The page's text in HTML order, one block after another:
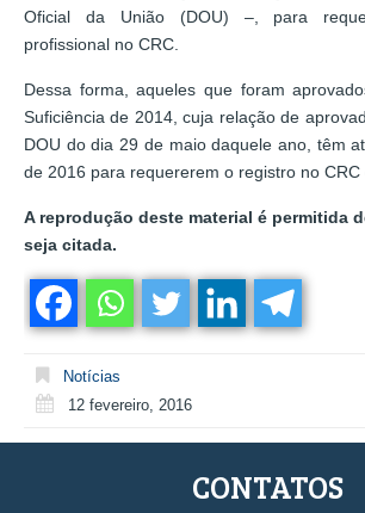
Oficial da União (DOU) –, para
profissional no CRC.
Dessa forma, aqueles que foram
Suficiência de 2014, cuja relação de
DOU do dia 29 de maio daquele ano, têm
de 2016 para requererem o registro no CRC
A reprodução deste material é permitida
seja citada.
Notícias
12 fevereiro, 2016
CONTATOS